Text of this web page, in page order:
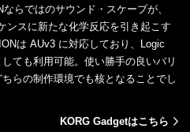
らではのサウンド・スケープが、
ンスに新たな化学反応を引き起こす
は AUv3 に対応しており、Logic
ても利用可能。使い勝手の良いバリ
らの制作環境でも核となることでし
KORG Gadgetはこちら